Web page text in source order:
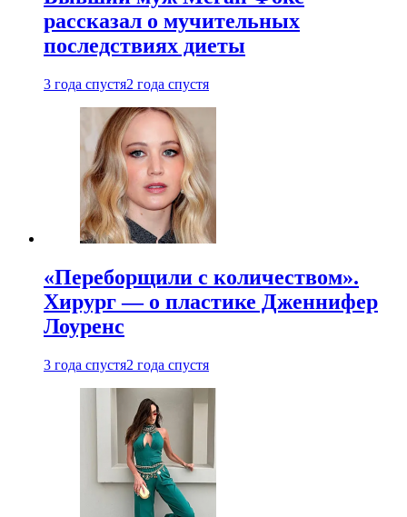
рассказал о мучительных
последствиях диеты
3 года спустя2 года спустя
«Переборщили с количеством».
Хирург — о пластике Дженнифер
Лоуренс
3 года спустя2 года спустя